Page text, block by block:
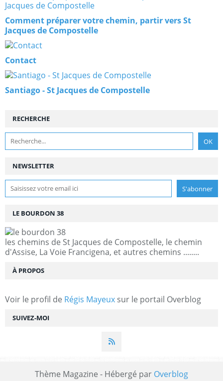
Comment préparer votre chemin, partir vers St
Jacques de Compostelle
Contact
Santiago - St Jacques de Compostelle
NEWSLETTER
SUIVEZ-MOI
RECHERCHE
LE BOURDON 38
les chemins de St Jacques de Compostelle, le chemin
d'Assise, La Voie Francigena, et autres chemins ........
À PROPOS
Voir le profil de Régis Mayeux sur le portail Overblog
Thème Magazine - Hébergé par Overblog